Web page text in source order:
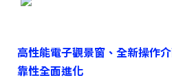
高性能電子觀景窗、全新操作
靠性全面進化